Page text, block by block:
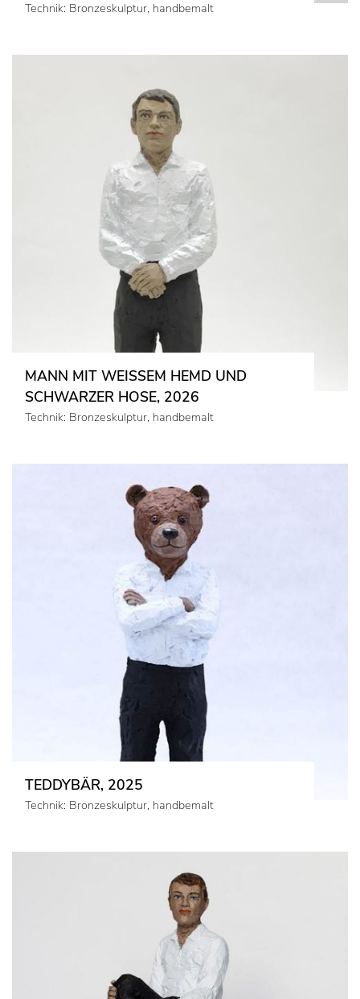
Technik: Bronzeskulptur, handbemalt
MANN MIT WEISSEM HEMD UND S
CHWARZER HOSE, 2026
Technik: Bronzeskulptur, handbemalt
TEDDYBÄR, 2025
Technik: Bronzeskulptur, handbemalt